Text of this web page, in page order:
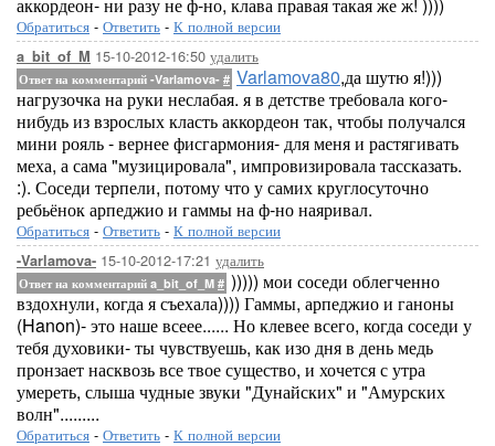
Обратиться - Ответить - К полной версии
a_bit_of_M 15-10-2012-16:50 удалить
Ответ на комментарий -Varlamova- # Varlamova80,да шутю я!)))
нагрузочка на руки неслабая. я в детстве требовала кого-
нибудь из взрослых класть аккордеон так, чтобы получался
мини рояль - вернее фисгармония- для меня и растягивать
меха, а сама "музицировала", импровизировала тассказать.
:). Соседи терпели, потому что у самих круглосуточно
ребьёнок арпеджио и гаммы на ф-но наяривал.
Обратиться - Ответить - К полной версии
-Varlamova- 15-10-2012-17:21 удалить
Ответ на комментарий a_bit_of_M # ))))) мои соседи облегченно
вздохнули, когда я съехала)))) Гаммы, арпеджио и ганоны
(Hanon)- это наше всеее...... Но клевее всего, когда соседи у
тебя духовики- ты чувствуешь, как изо дня в день медь
пронзает насквозь все твое существо, и хочется с утра
умереть, слыша чудные звуки "Дунайских" и "Амурских
волн".........
Обратиться - Ответить - К полной версии